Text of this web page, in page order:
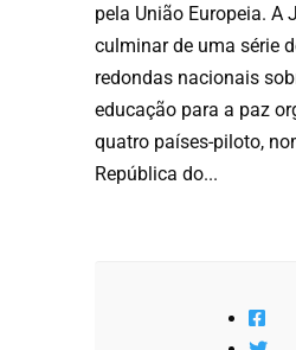
pela União Europeia. A
culminar de uma série
redondas nacionais
educação para a paz
quatro países-piloto,
República do...